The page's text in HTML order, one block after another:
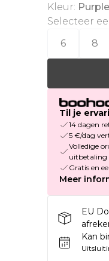
Kleur: Purple
Selecteer
6
8
Til je
14 dagen
5 €/dag
Volledige
uitbetaling
Gratis en
Meer
EU
Kan